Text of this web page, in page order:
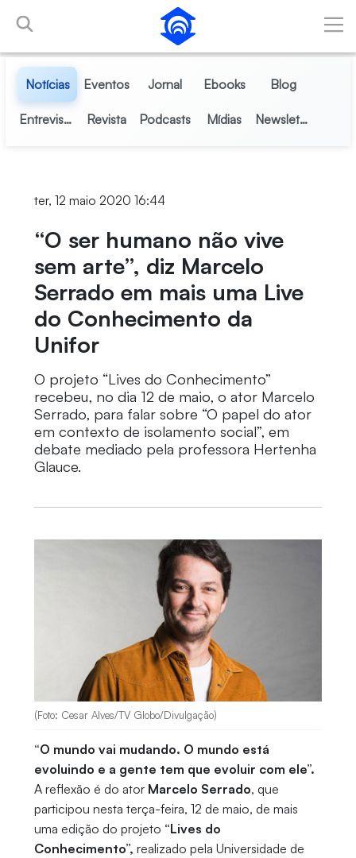
Pular para o Conteúdo principal
Notícias Eventos Jornal Ebooks Blog
Entrevistas Revista Podcasts Mídias Newsletter
ter, 12 maio 2020 16:44
“O ser humano não vive
sem arte”, diz Marcelo
Serrado em mais uma Live
do Conhecimento da
Unifor
O projeto “Lives do Conhecimento”
recebeu, no dia 12 de maio, o ator Marcelo
Serrado, para falar sobre “O papel do ator
em contexto de isolamento social”, em
debate mediado pela professora Hertenha
Glauce.
(Foto: Cesar Alves/TV Globo/Divulgação)
“O mundo vai mudando. O mundo está
evoluindo e a gente tem que evoluir com ele”.
A reflexão é do ator Marcelo Serrado, que
participou nesta terça-feira, 12 de maio, de mais
uma edição do projeto “Lives do
Conhecimento”, realizado pela Universidade de